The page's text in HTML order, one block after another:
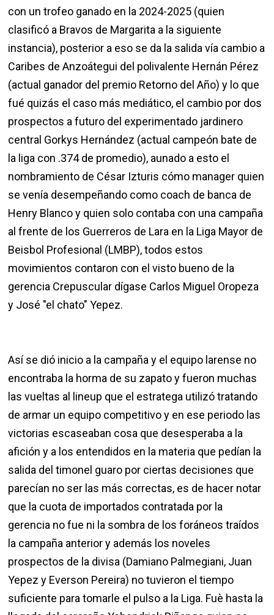
con un trofeo ganado en la 2024-2025 (quien
clasificó a Bravos de Margarita a la siguiente
instancia), posterior a eso se da la salida vía cambio a
Caribes de Anzoátegui del polivalente Hernán Pérez
(actual ganador del premio Retorno del Año) y lo que
fué quizás el caso más mediático, el cambio por dos
prospectos a futuro del experimentado jardinero
central Gorkys Hernández (actual campeón bate de
la liga con .374 de promedio), aunado a esto el
nombramiento de César Izturis cómo manager quien
se venía desempeñando como coach de banca de
Henry Blanco y quien solo contaba con una campaña
al frente de los Guerreros de Lara en la Liga Mayor de
Beisbol Profesional (LMBP), todos estos
movimientos contaron con el visto bueno de la
gerencia Crepuscular dígase Carlos Miguel Oropeza
y José "el chato" Yepez.
Así se dió inicio a la campaña y el equipo larense no
encontraba la horma de su zapato y fueron muchas
las vueltas al lineup que el estratega utilizó tratando
de armar un equipo competitivo y en ese periodo las
victorias escaseaban cosa que desesperaba a la
afición y a los entendidos en la materia que pedían la
salida del timonel guaro por ciertas decisiones que
parecían no ser las más correctas, es de hacer notar
que la cuota de importados contratada por la
gerencia no fue ni la sombra de los foráneos traídos
la campaña anterior y además los noveles
prospectos de la divisa (Damiano Palmegiani, Juan
Yepez y Everson Pereira) no tuvieron el tiempo
suficiente para tomarle el pulso a la Liga. Fuè hasta la